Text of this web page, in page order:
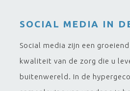
SOCIAL MEDIA IN
Social media zijn een
kwaliteit van de zorg die u
buitenwereld. In de